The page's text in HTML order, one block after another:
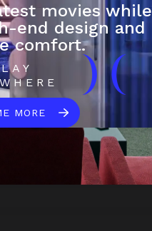
movies while
end design and
comfort.
)(
MORE